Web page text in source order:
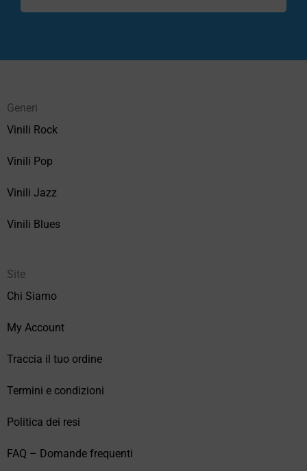
Generi
Vinili Rock
Vinili Pop
Vinili Jazz
Vinili Blues
Site
Chi Siamo
My Account
Traccia il tuo ordine
Termini e condizioni
Politica dei resi
FAQ – Domande frequenti